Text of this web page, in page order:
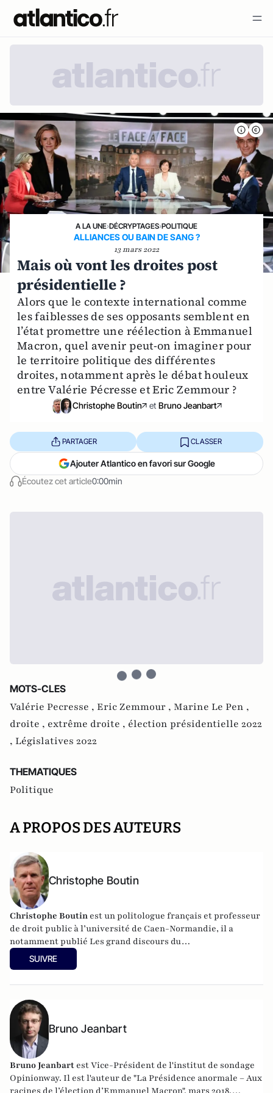
A LA UNE›DÉCRYPTAGES›POLITIQUE
ALLIANCES OU BAIN DE SANG ?
13 mars 2022
Mais où vont les droites post
présidentielle ?
Alors que le contexte international comme
les faiblesses de ses opposants semblent en
l’état promettre une réélection à Emmanuel
Macron, quel avenir peut-on imaginer pour
le territoire politique des différentes
droites, notamment après le débat houleux
entre Valérie Pécresse et Eric Zemmour ?
Christophe Boutin et Bruno Jeanbart
Écoutez cet article0:00min
PARTAGER CLASSER
Ajouter Atlantico en favori sur Google
MOTS-CLES
Valérie Pecresse , Eric Zemmour , Marine Le Pen ,
droite , extrême droite , élection présidentielle 2022
, Législatives 2022
THEMATIQUES
Politique
A PROPOS DES AUTEURS
Christophe Boutin
Christophe Boutin est un politologue français et professeur
de droit public à l’université de Caen-Normandie, il a
notamment publié Les grand discours du
XXe siècle(Flammarion 2009) et co-dirigé
du conservatisme
du Pont-Neuf.
SUIVRE
Bruno Jeanbart
Bruno Jeanbart est Vice-Président de l'institut de sondage
Opinionway. Il est l'auteur de "La Présidence anormale – Aux
racines de l’élection d’Emmanuel Macron", mars 2018,